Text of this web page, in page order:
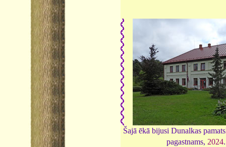
Šajā ēkā bijusi Dunalkas
pagastnams, 2024